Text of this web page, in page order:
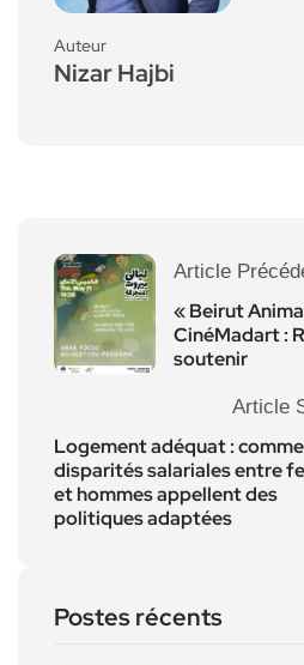
Auteur
Nizar Hajbi
Article
« Beirut
CinéMadart :
soutenir
Article
Logement adéquat :
disparités salariales entre
et hommes appellent des
politiques adaptées
Postes récents